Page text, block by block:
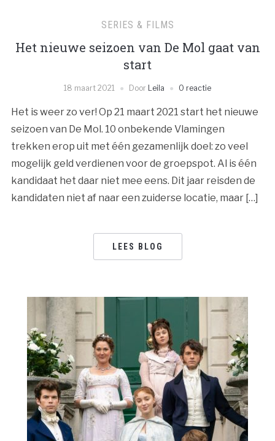
SERIES & FILMS
Het nieuwe seizoen van De Mol gaat van
start
18 maart 2021 Door Leila 0 reactie
Het is weer zo ver! Op 21 maart 2021 start het nieuwe
seizoen van De Mol. 10 onbekende Vlamingen
trekken erop uit met één gezamenlijk doel: zo veel
mogelijk geld verdienen voor de groepspot. Al is één
kandidaat het daar niet mee eens. Dit jaar reisden de
kandidaten niet af naar een zuiderse locatie, maar […]
LEES BLOG